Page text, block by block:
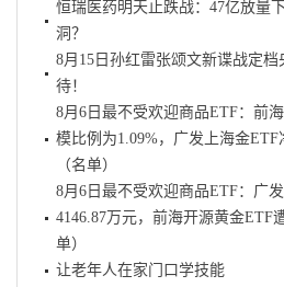
恒瑞医药明天止跌战：47亿放量
洞？
8月15日孙红雷张颂文新谍战定
待！
8月6日最不受欢迎商品ETF：前
模比例为1.09%，广发上海金
（名单）
8月6日最不受欢迎商品ETF：广
4146.87万元，前海开源黄金ETF
单）
让老年人在家门口学技能